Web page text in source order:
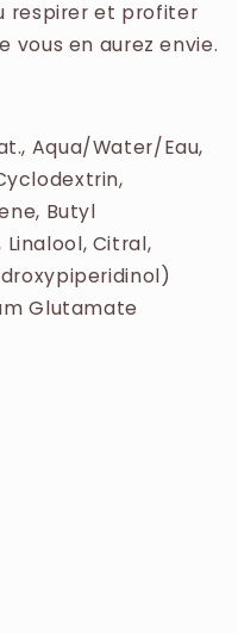
respirer et profiter
vous en aurez envie.
Aqua/Water/Eau,
Butyl
Citral,
Glutamate